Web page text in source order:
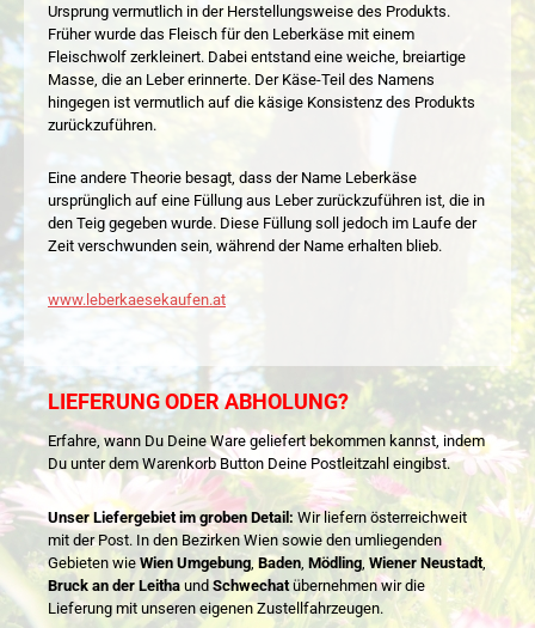
Ursprung vermutlich in der Herstellungsweise des Produkts.
Früher wurde das Fleisch für den Leberkäse mit einem
Fleischwolf zerkleinert. Dabei entstand eine weiche, breiartige
Masse, die an Leber erinnerte. Der Käse-Teil des Namens
hingegen ist vermutlich auf die käsige Konsistenz des Produkts
zurückzuführen.
Eine andere Theorie besagt, dass der Name Leberkäse
ursprünglich auf eine Füllung aus Leber zurückzuführen ist, die in
den Teig gegeben wurde. Diese Füllung soll jedoch im Laufe der
Zeit verschwunden sein, während der Name erhalten blieb.
www.leberkaesekaufen.at
LIEFERUNG ODER ABHOLUNG?
Erfahre, wann Du Deine Ware geliefert bekommen kannst, indem
Du unter dem Warenkorb Button Deine Postleitzahl eingibst.
Unser Liefergebiet im groben Detail: Wir liefern österreichweit
mit der Post. In den Bezirken Wien sowie den umliegenden
Gebieten wie Wien Umgebung, Baden, Mödling, Wiener Neustadt,
Bruck an der Leitha und Schwechatübernehmen wir die
Lieferung mit unseren eigenen Zustellfahrzeugen.